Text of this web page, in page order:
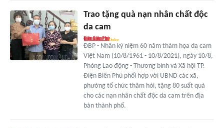
Trao tặng quà nạn nhân chất độc
da cam
ĐBP - Nhân kỷ niệm 60 năm thảm họa da cam
Việt Nam (10/8/1961 - 10/8/2021), ngày 10/8,
Phòng Lao động - Thương binh và Xã hội TP.
Điện Biên Phủ phối hợp với UBND các xã,
phường tổ chức thăm hỏi, tặng 80 suất quà
cho các nạn nhân chất độc da cam trên địa
bàn thành phố.